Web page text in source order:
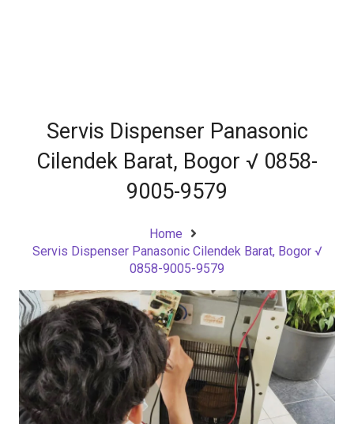
Servis Dispenser Panasonic
Cilendek Barat, Bogor √ 0858-
9005-9579
Home
Servis Dispenser Panasonic Cilendek Barat, Bogor √
0858-9005-9579